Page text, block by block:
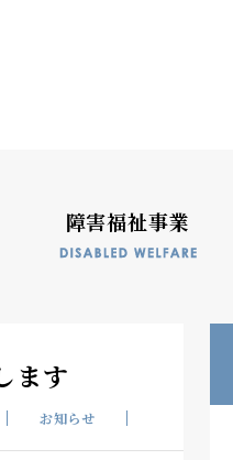
障害福祉事業
ます
お知らせ